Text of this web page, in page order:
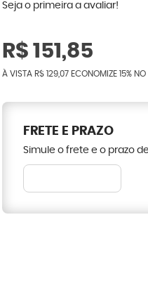
Seja o primeira a avaliar!
R$ 151,85
À VISTA R$ 129,07 ECONOMIZE 15% NO
FRETE E PRAZO
Simule o frete e o prazo